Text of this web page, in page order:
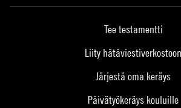
Tee testamentti
Liity hätäviestiverkostoon
Järjestä oma keräys
Päivätyökeräys kouluille